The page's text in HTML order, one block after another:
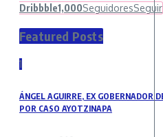
Dribbble1,000SeguidoresSeguir
Featured Posts
1
ÁNGEL AGUIRRE, EX GOBERNADOR
POR CASO AYOTZINAPA